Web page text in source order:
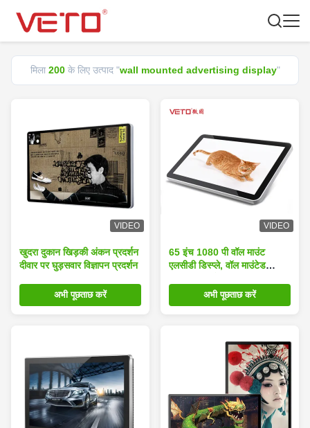
मिला 200के लिए उत्पाद "wall mounted advertising display"
VIDEO
खुदरा दुकान खिड़की अंकन प्रदर्शन
दीवार पर घुड़सवार विज्ञापन प्रदर्शन
अभी पूछताछ करें
VIDEO
65 इंच 1080 पी वॉल माउंट
एलसीडी डिस्प्ले, वॉल माउंटेड
अभी पूछताछ करें